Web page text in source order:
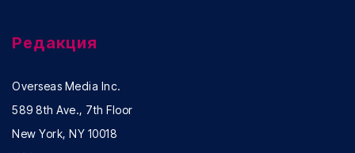
Редакция
Overseas Media Inc.
589 8th Ave., 7th Floor
New York, NY 10018